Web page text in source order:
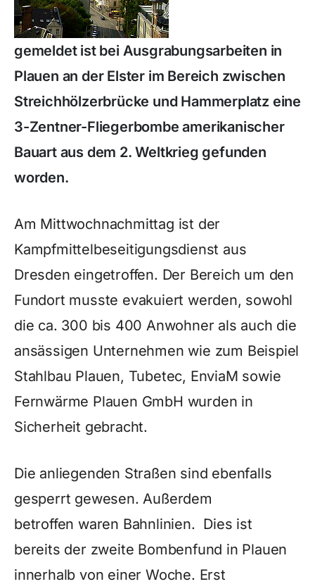
gemeldet ist bei Ausgrabungsarbeiten in
Plauen an der Elster im Bereich zwischen
Streichhölzerbrücke und Hammerplatz eine
3-Zentner-Fliegerbombe amerikanischer
Bauart aus dem 2. Weltkrieg gefunden
worden.
Am Mittwochnachmittag ist der
Kampfmittelbeseitigungsdienst aus
Dresden eingetroffen. Der Bereich um den
Fundort musste evakuiert werden, sowohl
die ca. 300 bis 400 Anwohner als auch die
ansässigen Unternehmen wie zum Beispiel
Stahlbau Plauen, Tubetec, EnviaM sowie
Fernwärme Plauen GmbH wurden in
Sicherheit gebracht.
Die anliegenden Straßen sind ebenfalls
gesperrt gewesen. Außerdem
betroffen waren Bahnlinien. Dies ist
bereits der zweite Bombenfund in Plauen
innerhalb von einer Woche. Erst